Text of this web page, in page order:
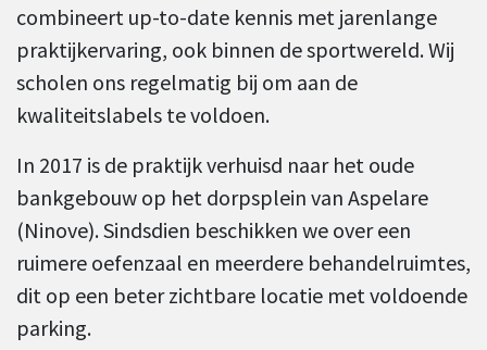
combineert up-to-date kennis met jarenlange
praktijkervaring, ook binnen de sportwereld. Wij
scholen ons regelmatig bij om aan de
kwaliteitslabels te voldoen.
In 2017 is de praktijk verhuisd naar het oude
bankgebouw op het dorpsplein van Aspelare
(Ninove). Sindsdien beschikken we over een
ruimere oefenzaal en meerdere behandelruimtes,
dit op een beter zichtbare locatie met voldoende
parking.